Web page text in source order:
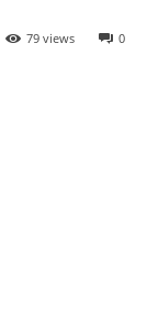
0
79 views